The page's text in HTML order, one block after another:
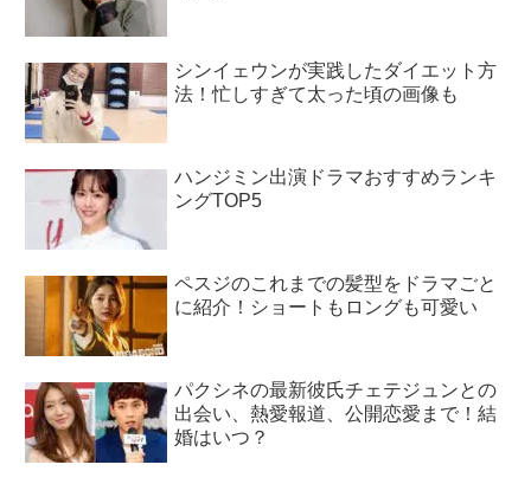
シンイェウンが実践したダイエット方
法！忙しすぎて太った頃の画像も
ハンジミン出演ドラマおすすめランキ
ングTOP5
ペスジのこれまでの髪型をドラマごと
に紹介！ショートもロングも可愛い
パクシネの最新彼氏チェテジュンとの
出会い、熱愛報道、公開恋愛まで！結
婚はいつ？